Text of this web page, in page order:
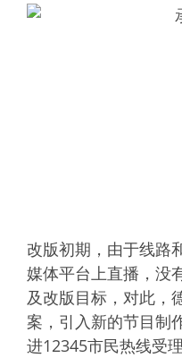
改版初期，由于线路
媒体平台上直播，没
及改版目标，对此，
案，引入新的节目制
进12345市民热线受